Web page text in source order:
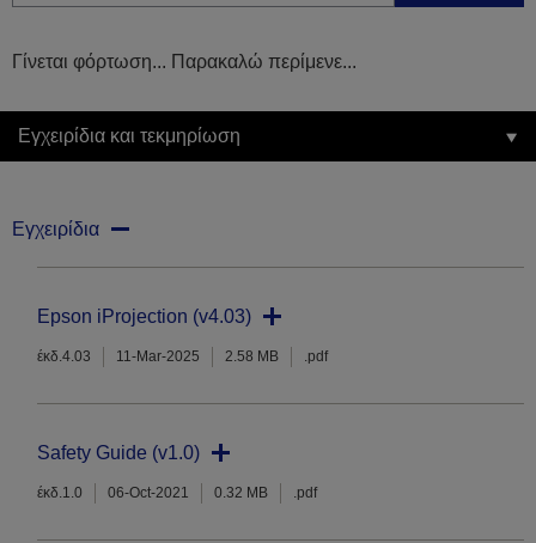
Γίνεται φόρτωση... Παρακαλώ περίμενε...
Εγχειρίδια και τεκμηρίωση
Εγχειρίδια
Epson iProjection (v4.03)
έκδ.4.03 11-Mar-2025 2.58 MB .pdf
Safety Guide (v1.0)
έκδ.1.0 06-Oct-2021 0.32 MB .pdf